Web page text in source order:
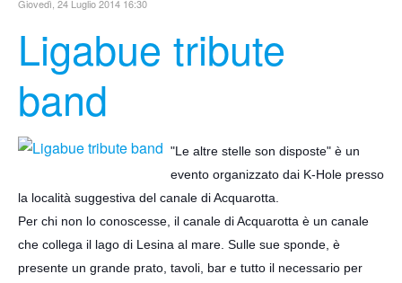
Giovedì, 24 Luglio 2014 16:30
Ligabue tribute
band
"Le altre stelle son disposte" è un
evento organizzato dai K-Hole presso
la località suggestiva del canale di Acquarotta.
Per chi non lo conoscesse, il canale di Acquarotta è un canale
che collega il lago di Lesina al mare. Sulle sue sponde, è
presente un grande prato, tavoli, bar e tutto il necessario per